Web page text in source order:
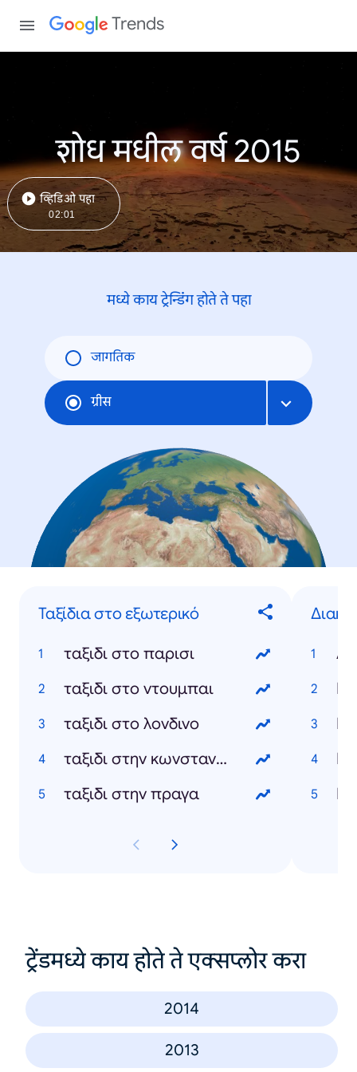
Trends
शोध मधील वर्ष 2015
व्हिडिओ पहा
02:01
मध्ये काय ट्रेन्डिंंग होते ते पहा
जागतिक
ग्रीस
Ταξίδια στο εξωτερικό
ταξιδι στο παρισι
ταξιδι στο ντουμπαι
ταξιδι στο λονδινο
ταξιδι στην κωνσταντινουπολη
ταξιδι στην πραγα
ट्रेंडमध्ये काय होते ते एक्सप्लोर करा
2014
2013